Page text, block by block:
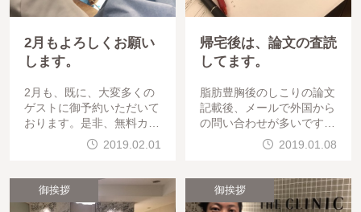
2月もよろしくお願い
します。
2月も、既に、大変多くの
ゲストに御予約いただいて
おります。是非、無料カウ
ンセリングにお越しくださ
2019.02.01
帰宅後は、論文の査読
してます。
脂肪豊胸後のしこりの論文
記載後、メールで外国から
の問い合わせが多いです。
また、論文の査読（チェッ
ク）の依頼も増えています
2019.01.08
御挨拶 御挨拶